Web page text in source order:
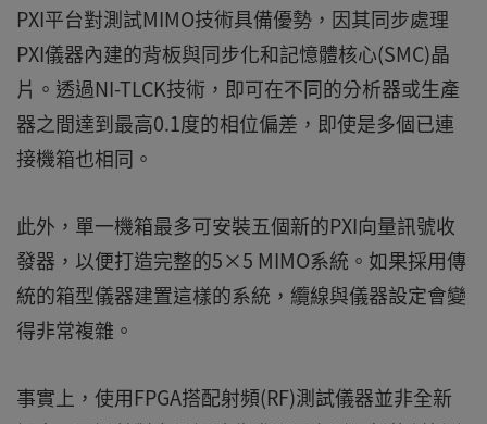
PXI平台對測試MIMO技術具備優勢，因其同步處理
PXI儀器內建的背板與同步化和記憶體核心(SMC)晶
片。透過NI-TLCK技術，即可在不同的分析器或生產
器之間達到最高0.1度的相位偏差，即使是多個已連
接機箱也相同。
此外，單一機箱最多可安裝五個新的PXI向量訊號收
發器，以便打造完整的5×5 MIMO系統。如果採用傳
統的箱型儀器建置這樣的系統，纜線與儀器設定會變
得非常複雜。
事實上，使用FPGA搭配射頻(RF)測試儀器並非全新